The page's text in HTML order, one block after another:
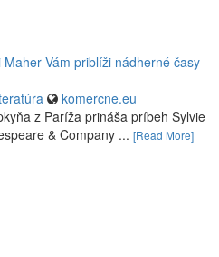
Vám priblíži nádherné časy
komercne.eu
z Paríža prináša príbeh Sylvie
& Company ... [Read More]